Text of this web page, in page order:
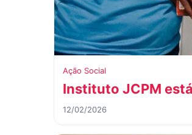
Ação Social
Instituto JCPM
12/02/2026